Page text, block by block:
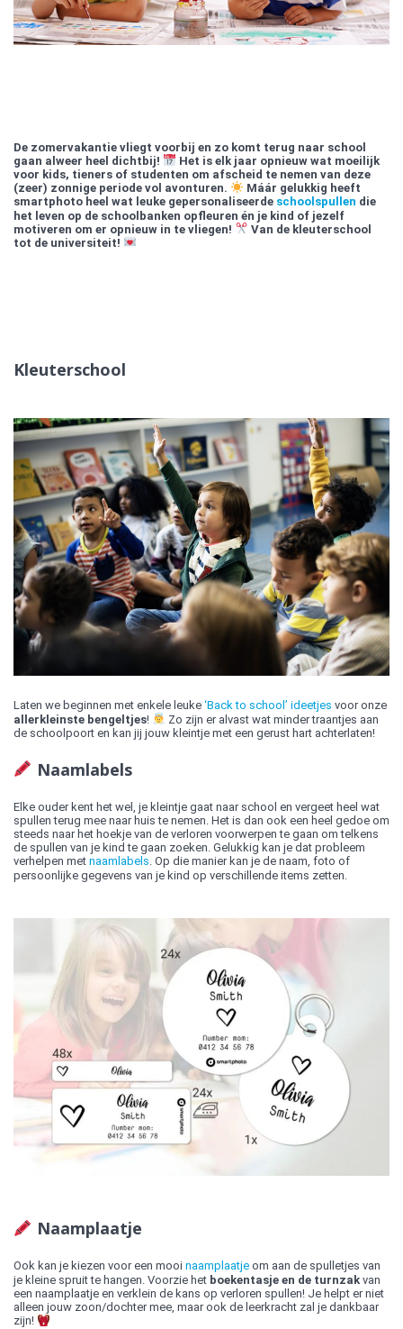
De zomervakantie vliegt voorbij en zo komt terug naar school
gaan alweer heel dichtbij!
Het is elk jaar opnieuw wat moeilijk
voor kids, tieners of studenten om afscheid te nemen van deze
(zeer) zonnige periode vol avonturen.
Máár gelukkig heeft
smartphoto heel wat leuke gepersonaliseerde schoolspullen die
het leven op de schoolbanken opfleuren én je kind of jezelf
motiveren om er opnieuw in te vliegen!
Van de kleuterschool
tot de universiteit!
Kleuterschool
Laten we beginnen met enkele leuke ‘Back to school’ ideetjes voor onze
allerkleinste bengeltjes!
Zo zijn er alvast wat minder traantjes aan
de schoolpoort en kan jij jouw kleintje met een gerust hart achterlaten!
Naamlabels
Elke ouder kent het wel, je kleintje gaat naar school en vergeet heel wat
spullen terug mee naar huis te nemen. Het is dan ook een heel gedoe om
steeds naar het hoekje van de verloren voorwerpen te gaan om telkens
de spullen van je kind te gaan zoeken. Gelukkig kan je dat probleem
verhelpen met naamlabels . Op die manier kan je de naam, foto of
persoonlijke gegevens van je kind op verschillende items zetten.
Naamplaatje
Ook kan je kiezen voor een mooi naamplaatje om aan de spulletjes van
je kleine spruit te hangen. Voorzie het boekentasje en de turnzak van
een naamplaatje en verklein de kans op verloren spullen! Je helpt er niet
alleen jouw zoon/dochter mee, maar ook de leerkracht zal je dankbaar
zijn!